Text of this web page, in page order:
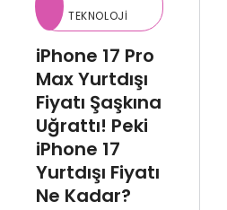
TEKNOLOJI
iPhone 17 Pro
Max Yurtdışı
Fiyatı Şaşkına
Uğrattı! Peki
iPhone 17
Yurtdışı Fiyatı
Ne Kadar?